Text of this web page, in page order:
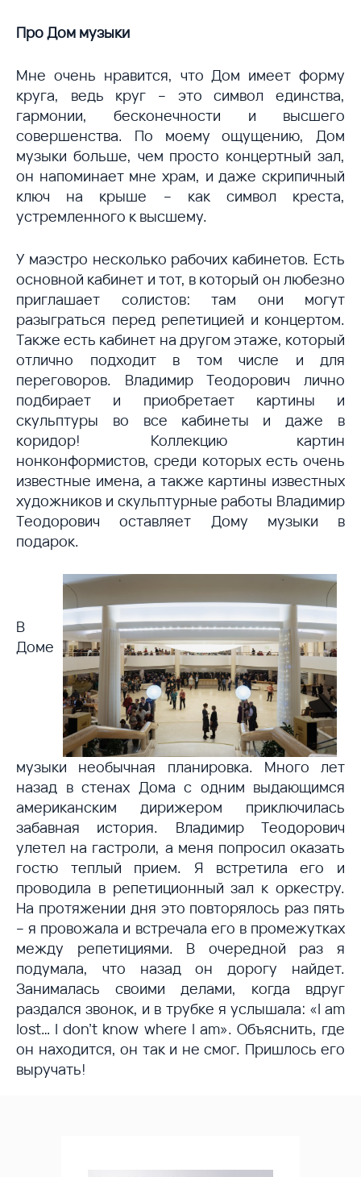
Про Дом музыки
Мне очень нравится, что Дом имеет форму
круга, ведь круг – это символ единства,
гармонии, бесконечности и высшего
совершенства. По моему ощущению, Дом
музыки больше, чем просто концертный зал,
он напоминает мне храм, и даже скрипичный
ключ на крыше – как символ креста,
устремленного к высшему.
У маэстро несколько рабочих кабинетов. Есть
основной кабинет и тот, в который он любезно
приглашает солистов: там они могут
разыграться перед репетицией и концертом.
Также есть кабинет на другом этаже, который
отлично подходит в том числе и для
переговоров. Владимир Теодорович лично
подбирает и приобретает картины и
скульптуры во все кабинеты и даже в
коридор! Коллекцию картин
нонконформистов, среди которых есть очень
известные имена, а также картины известных
художников и скульптурные работы Владимир
Теодорович оставляет Дому музыки в
подарок.
В
Доме
музыки необычная планировка. Много лет
назад в стенах Дома с одним выдающимся
американским дирижером приключилась
забавная история. Владимир Теодорович
улетел на гастроли, а меня попросил оказать
гостю теплый прием. Я встретила его и
проводила в репетиционный зал к оркестру.
На протяжении дня это повторялось раз пять
– я провожала и встречала его в промежутках
между репетициями. В очередной раз я
подумала, что назад он дорогу найдет.
Занималась своими делами, когда вдруг
раздался звонок, и в трубке я услышала: «I am
lost… I don’t know where I am». Объяснить, где
он находится, он так и не смог. Пришлось его
выручать!